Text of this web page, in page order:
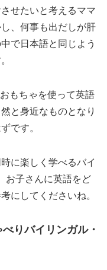
せたいと考えるママ
、何事も出だしが肝
で日本語と同じよう
もちゃを使って英語
と身近なものとなり
です。
に楽しく学べるバイ
お子さんに英語をど
にしてくださいね。
りバイリンガル・